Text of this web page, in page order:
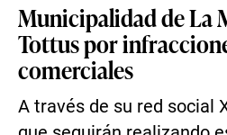
Municipalidad de La
Tottus por
comerciales
A través de su red social